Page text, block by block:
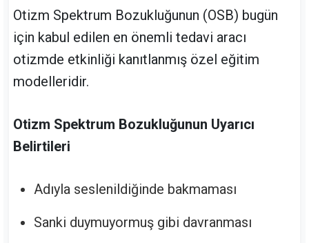
Otizm Spektrum Bozukluğunun (OSB) bugün
için kabul edilen en önemli tedavi aracı
otizmde etkinliği kanıtlanmış özel eğitim
modelleridir.
Otizm Spektrum Bozukluğunun Uyarıcı
Belirtileri
Adıyla seslenildiğinde bakmaması
Sanki duymuyormuş gibi davranması